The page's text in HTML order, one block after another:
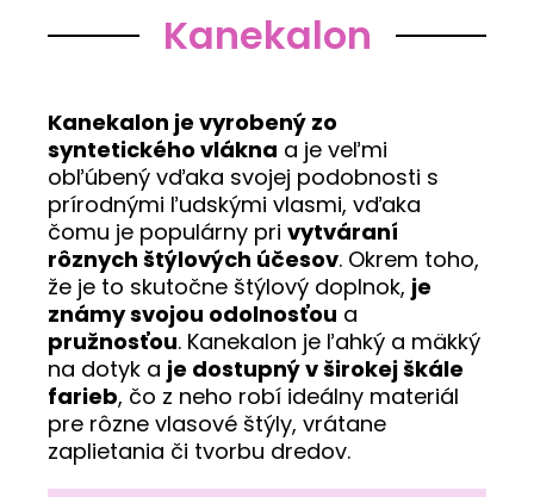
Kanekalon
Kanekalon je vyrobený zo
syntetického vlákna a je veľmi
obľúbený vďaka svojej podobnosti s
prírodnými ľudskými vlasmi, vďaka
čomu je populárny pri vytváraní
rôznych štýlových účesov. Okrem toho,
že je to skutočne štýlový doplnok, je
známy svojou odolnosťou a
pružnosťou. Kanekalon je ľahký a mäkký
na dotyk a je dostupný v širokej škále
farieb, čo z neho robí ideálny materiál
pre rôzne vlasové štýly, vrátane
zaplietania či tvorbu dredov.